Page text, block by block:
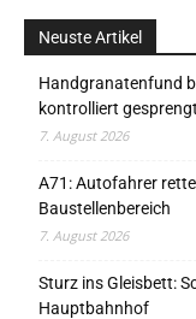
Neuste Artikel
Handgranatenfund
kontrolliert gesprengt
7. August 2026
A71: Autofahrer
Baustellenbereich
7. August 2026
Sturz ins Gleisbett:
Hauptbahnhof